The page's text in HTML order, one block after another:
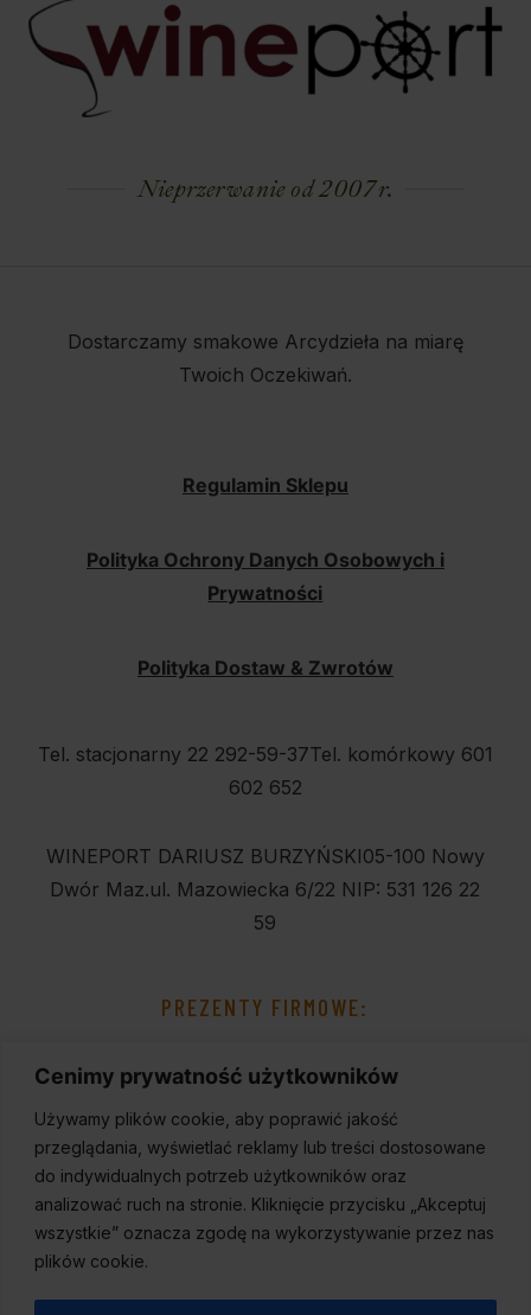
Cenimy prywatność użytkowników
Używamy plików cookie, aby poprawić jakość
przeglądania, wyświetlać reklamy lub treści dostosowane
do indywidualnych potrzeb użytkowników oraz
analizować ruch na stronie. Kliknięcie przycisku „Akceptuj
wszystkie” oznacza zgodę na wykorzystywanie przez nas
plików cookie.
Nieprzerwanie od 2007 r.
Dostarczamy smakowe Arcydzieła na miarę
Twoich Oczekiwań.
Regulamin Sklepu
Polityka Ochrony Danych Osobowych i
Prywatności
Polityka Dostaw & Zwrotów
Tel. stacjonarny 22 292-59-37Tel. komórkowy 601
602 652
WINEPORT DARIUSZ BURZYŃSKI05-100 Nowy
Dwór Maz.ul. Mazowiecka 6/22 NIP: 531 126 22
59
PREZENTY FIRMOWE: